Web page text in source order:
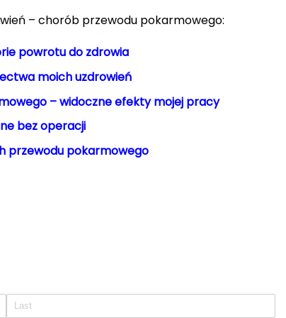
– chorób przewodu pokarmowego:
powrotu do zdrowia
moich uzdrowień
– widoczne efekty mojej pracy
bez operacji
przewodu pokarmowego